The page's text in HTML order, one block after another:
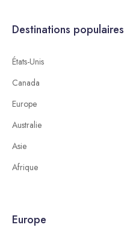
Destinations populaires
États-Unis
Canada
Europe
Australie
Asie
Afrique
Europe